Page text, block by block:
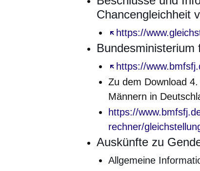
Chancengleichheit
https://
Öffnet sich in einem
https://
Öffnet sich in einem
Zu dem Download
Männern in
https://
rechner/
Auskünfte zu
Allgemeine